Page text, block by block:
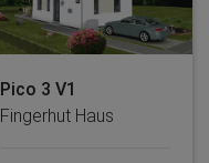
Pico 3 V1
Fingerhut Haus